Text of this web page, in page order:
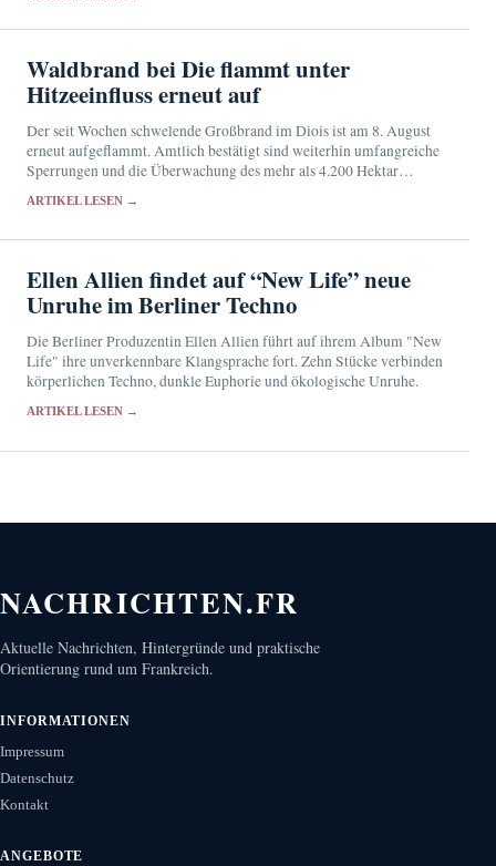
Nachrichtendiensten.
Waldbrand bei Die flammt unter
Hitzeeinfluss erneut auf
Der seit Wochen schwelende Großbrand im Diois ist am 8. August
erneut aufgeflammt. Amtlich bestätigt sind weiterhin umfangreiche
Sperrungen und die Überwachung des mehr als 4.200 Hektar
ARTIKEL LESEN →
Ellen Allien findet auf “New Life” neue
Unruhe im Berliner Techno
Die Berliner Produzentin Ellen Allien führt auf ihrem Album "New
Life" ihre unverkennbare Klangsprache fort. Zehn Stücke verbinden
körperlichen Techno, dunkle Euphorie und ökologische Unruhe.
ARTIKEL LESEN →
NACHRICHTEN.FR
Aktuelle Nachrichten, Hintergründe und praktische
Orientierung rund um Frankreich.
INFORMATIONEN
Impressum
Datenschutz
Kontakt
ANGEBOTE